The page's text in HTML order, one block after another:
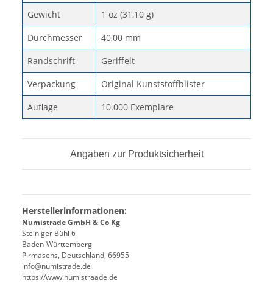
Gewicht
1 oz (31,10 g)
Durchmesser
40,00 mm
Randschrift
Geriffelt
Verpackung
Original Kunststoffblister
Auflage
10.000 Exemplare
Angaben zur Produktsicherheit
Herstellerinformationen:
Numistrade GmbH & Co Kg
Steiniger Bühl 6
Baden-Württemberg
Pirmasens, Deutschland, 66955
info@numistrade.de
https://www.numistraade.de